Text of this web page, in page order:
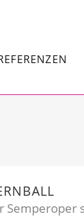
Semperoper